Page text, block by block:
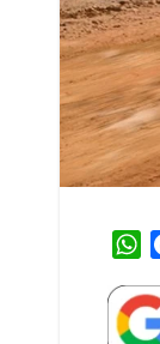
W
a
t